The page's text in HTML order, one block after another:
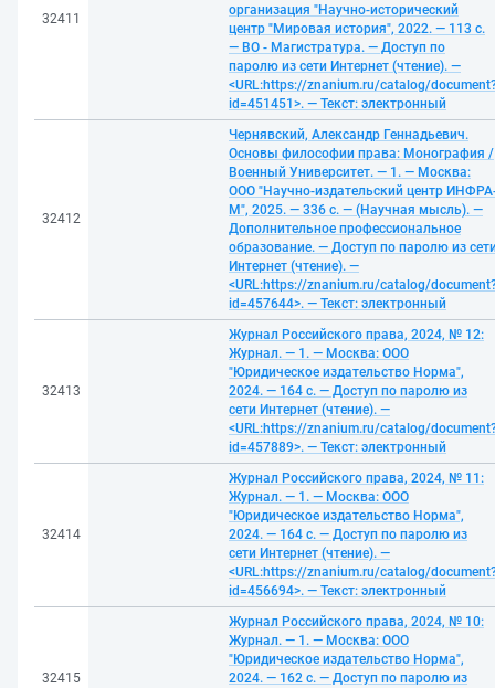
32411
организация "Научно-исторический
центр "Мировая история", 2022. — 113 с.
— ВО - Магистратура. — Доступ по
паролю из сети Интернет (чтение). —
<URL:https://znanium.ru/catalog/
id=451451>. — Текст: электронный
32412
Чернявский, Александр Геннадьевич.
Основы философии права: Монография /
Военный Университет. — 1. — Москва:
ООО "Научно-издательский центр
М", 2025. — 336 с. — (Научная мысль). —
Дополнительное профессиональное
образование. — Доступ по паролю из
Интернет (чтение). —
<URL:https://znanium.ru/catalog/
id=457644>. — Текст: электронный
32413
Журнал Российского права, 2024, № 12:
Журнал. — 1. — Москва: ООО
"Юридическое издательство Норма",
2024. — 164 с. — Доступ по паролю из
сети Интернет (чтение). —
<URL:https://znanium.ru/catalog/
id=457889>. — Текст: электронный
32414
Журнал Российского права, 2024, № 11:
Журнал. — 1. — Москва: ООО
"Юридическое издательство Норма",
2024. — 164 с. — Доступ по паролю из
сети Интернет (чтение). —
<URL:https://znanium.ru/catalog/
id=456694>. — Текст: электронный
32415
Журнал Российского права, 2024, № 10:
Журнал. — 1. — Москва: ООО
"Юридическое издательство Норма",
2024. — 162 с. — Доступ по паролю из